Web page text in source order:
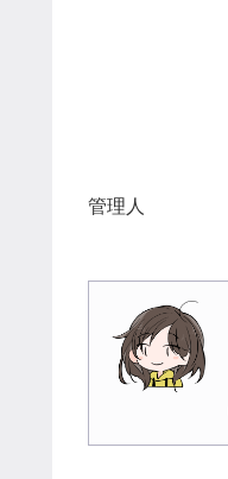
管理人